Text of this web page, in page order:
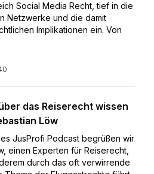
Social Media Recht, tief in die
Netzwerke und die damit
Implikationen ein. Von
das Reiserecht wissen
Löw
JusProfi Podcast begrüßen wir
einen Experten für Reiserecht,
durch das oft verwirrende